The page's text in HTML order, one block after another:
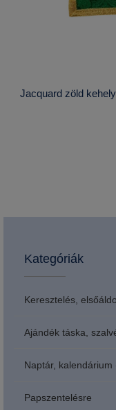
Jacquard zöld
Kategóriák
Keresztelés,
Ajándék táska,
Naptár, kalendárium
Papszentelésre